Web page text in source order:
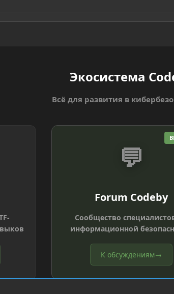
Экосистема
Всё для развития в
💬
Forum Codeby
Сообщество
информационной
К обсуждениям→